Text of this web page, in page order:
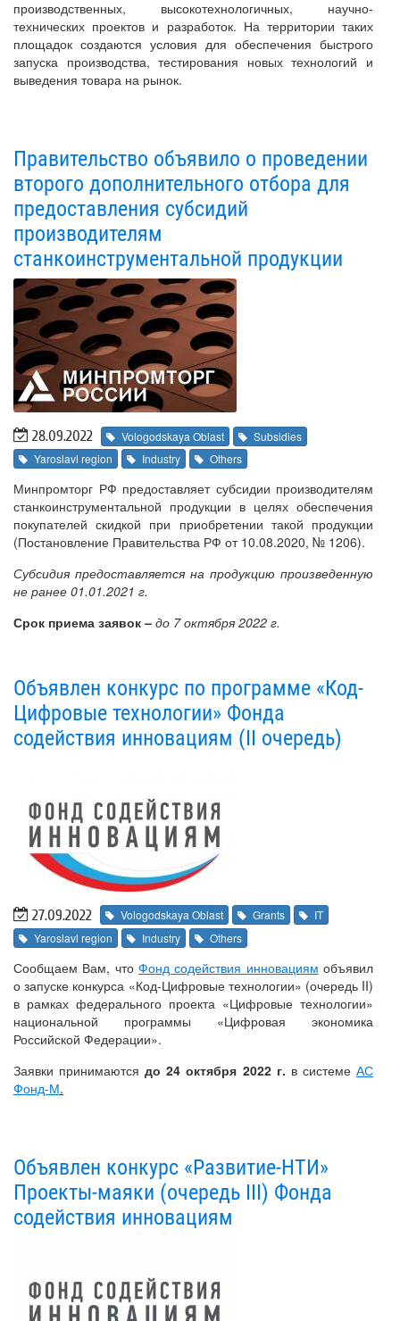
производственных, высокотехнологичных, научно-
технических проектов и разработок. На территории таких
площадок создаются условия для обеспечения быстрого
запуска производства, тестирования новых технологий и
выведения товара на рынок.
Правительство объявило о проведении
второго дополнительного отбора для
предоставления субсидий
производителям
станкоинструментальной продукции
28.09.2022 Vologodskaya Oblast
Subsidies
Yaroslavl region
Industry Others
Минпромторг РФ предоставляет субсидии производителям
станкоинструментальной продукции в целях обеспечения
покупателей скидкой при приобретении такой продукции
(Постановление Правительства РФ от 10.08.2020, № 1206).
Субсидия предоставляется на продукцию произведенную
не ранее 01.01.2021 г.
Срок приема заявок – до 7 октября 2022 г.
Объявлен конкурс по программе «Код-
Цифровые технологии» Фонда
содействия инновациям (II очередь)
27.09.2022 Vologodskaya Oblast Grants
IT
Yaroslavl region
Industry Others
Сообщаем Вам, что Фонд содействия инновациям объявил
о запуске конкурса «Код-Цифровые технологии» (очередь II)
в рамках федерального проекта «Цифровые технологии»
национальной программы «Цифровая экономика
Российской Федерации».
Заявки принимаютсядо 24 октября 2022 г. в системеАС
Фонд-М.
Объявлен конкурс «Развитие-НТИ»
Проекты-маяки (очередь III) Фонда
содействия инновациям